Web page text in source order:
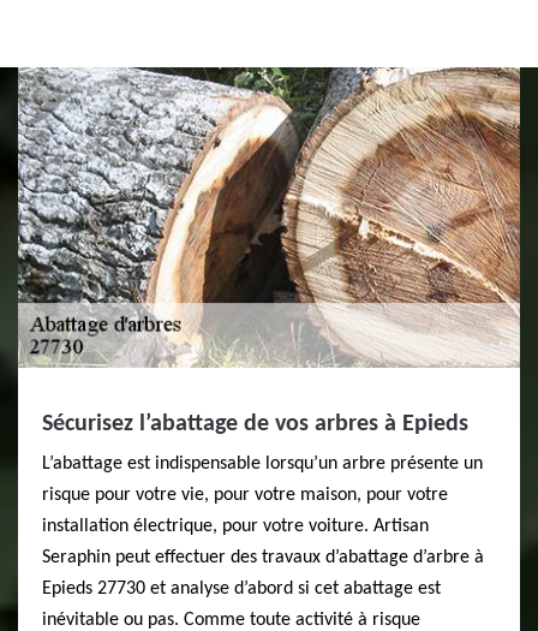
Sécurisez l’abattage de vos arbres à Epieds
L’abattage est indispensable lorsqu’un arbre présente un
risque pour votre vie, pour votre maison, pour votre
installation électrique, pour votre voiture. Artisan
Seraphin peut effectuer des travaux d’abattage d’arbre à
Epieds 27730 et analyse d’abord si cet abattage est
inévitable ou pas. Comme toute activité à risque